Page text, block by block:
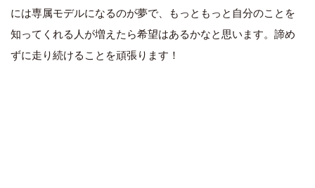
には専属モデルになるのが夢で、もっともっと自分のことを
知ってくれる人が増えたら希望はあるかなと思います。諦め
ずに走り続けることを頑張ります！